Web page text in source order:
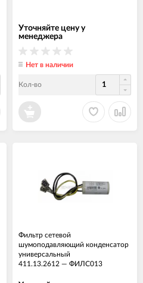
Уточняйте цену у
менеджера
Нет в наличии
Кол-во
Фильтр сетевой
шумоподавляющий конденсатор
универсальный
411.13.2612 — ФИЛС013